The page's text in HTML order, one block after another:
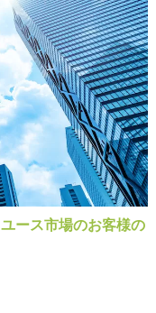
ース市場のお客様の